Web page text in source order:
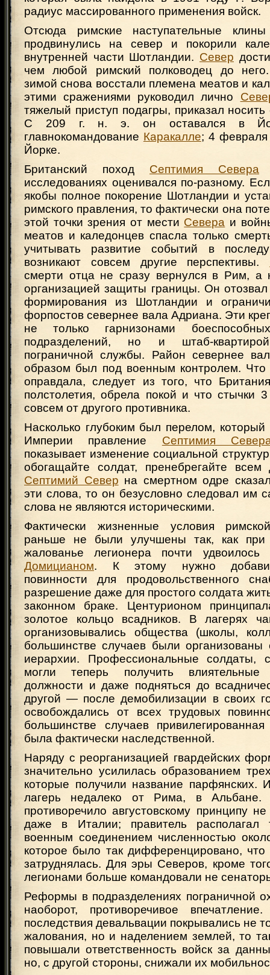
радиус массированного применения войск.
Отсюда римские наступательные
продвинулись на север и покорили
внутренней части Шотландии. Север
чем любой римский полководец до
зимой снова восстали племена меатов и
этими сражениями руководил лично
тяжелый приступ подагры, приказал
С 209 г. н. э. он оставался в
главнокомандование Каракалле; 4 февраля
Йорке.
Британский поход Септимия Севера
исследованиях оценивался по-разному.
якобы полное покорение Шотландии и
римского правления, то фактически она
этой точки зрения от мести Севера и
меатов и каледонцев спасла только
учитывать развитие событий в
возникают совсем другие перспективы.
смерти отца не сразу вернулся в Рим, а
организацией защиты границы. Он
формирования из Шотландии и
форпостов севернее вала Адриана. Эти
не только гарнизонами
подразделений, но и штаб-
пограничной службы. Район севернее
образом был под военным контролем. Что
оправдала, следует из того, что
полстолетия, обрела покой и что стычки
совсем от другого противника.
Насколько глубоким был перелом, который
Империи правление Септимия
показывает изменение социальной
обогащайте солдат, пренебрегайте
Септимий Север на смертном одре
эти слова, то он безусловно следовал им
слова не являются историческими.
Фактически жизненные условия
раньше не были улучшены так, как
жалованье легионера почти
Домицианом. К этому нужно
повинности для продовольственного
разрешение даже для простого солдата
законном браке. Центурионом
золотое кольцо всадников. В лагерях
организовывались общества (школы,
большинстве случаев были организованы
иерархии. Профессиональные солдаты,
могли теперь получить влиятельные
должности и даже подняться до
другой — после демобилизации в своих
освобождались от всех трудовых
большинстве случаев
была фактически наследственной.
Наряду с реорганизацией гвардейских
значительно усилилась образованием
которые получили название парфянских.
лагерь недалеко от Рима, в Альбане.
противоречило августовскому принципу
даже в Италии; правитель располагал
военным соединением численностью
которое было так дифференцировано, что
затруднялась. Для эры Северов, кроме
легионами больше командовали не
Реформы в подразделениях пограничной
наоборот, противоречивое
последствия девальвации покрывались не
жалования, но и наделением землей, то
повышали ответственность войск за
но, с другой стороны, снижали их